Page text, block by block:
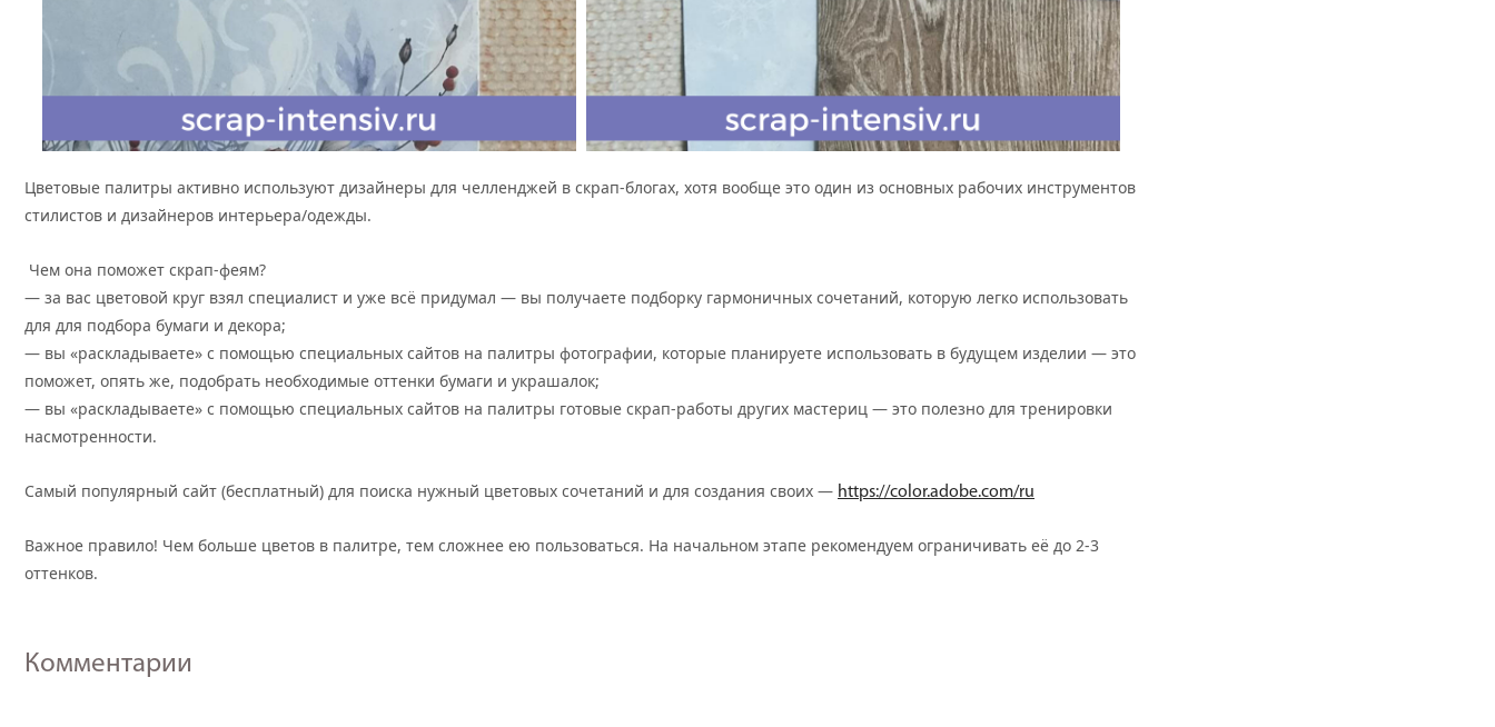
Цветовые палитры активно используют дизайнеры для челленджей в скрап-блогах, хотя вообще это один из основных рабочих инструментов
стилистов и дизайнеров интерьера/одежды.
Чем она поможет скрап-феям?
— за вас цветовой круг взял специалист и уже всё придумал — вы получаете подборку гармоничных сочетаний, которую легко использовать
для для подбора бумаги и декора;
— вы «раскладываете» с помощью специальных сайтов на палитры фотографии, которые планируете использовать в будущем изделии — это
поможет, опять же, подобрать необходимые оттенки бумаги и украшалок;
— вы «раскладываете» с помощью специальных сайтов на палитры готовые скрап-работы других мастериц — это полезно для тренировки
насмотренности.
Самый популярный сайт (бесплатный) для поиска нужный цветовых сочетаний и для создания своих — https://color.adobe.com/ru
Важное правило! Чем больше цветов в палитре, тем сложнее ею пользоваться. На начальном этапе рекомендуем ограничивать её до 2-3
оттенков.
Комментарии